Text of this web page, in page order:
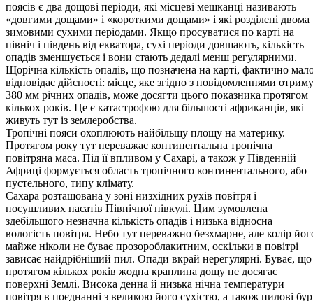
поясів є два дощові періоди, які місцеві мешканці називають
«довгими дощами» і «короткими дощами» і які розділені двома
зимо­вими сухими періодами. Якщо просуватися по карті на
північ і південь від екватора, сухі періоди довшають, кількість
опадів зменшується і вони стають дедалі менш регулярними.
Щорічна кількість опадів, що позначена на карті, фактично
відповідає дійсності: місце, яке згідно з повідомленнями
380 мм річних опадів, може досяг­ти цього показника протягом
кількох років. Це є катастрофою для більшості африканців, які
живуть тут із землеробства.
Тропічні пояси охоплюють найбільшу площу на материку.
Протягом року тут переважає континентальна тропічна
повітряна маса. Під її впливом у Сахарі, а також у Південній
Африці формується область тропічного континентального, або
пустельного, типу клімату.
Сахара розташована у зоні низхідних рухів повітря і
посушливих пасатів Північної півкулі. Цим зумовлена
здебільшого незначна кількість опадів і низька відносна
вологість повітря. Небо тут переважно безхмарне, але колір
майже ніколи не буває прозороблакитним, оскільки в повітрі
зависає найдрібніший пил. Опади вкрай нерегулярні. Буває, що
протягом кількох років жодна краплина дощу не досягає
поверхні Землі. Висока денна й низька нічна температури
повітря в поєднанні з великою його сухістю, а також пилові